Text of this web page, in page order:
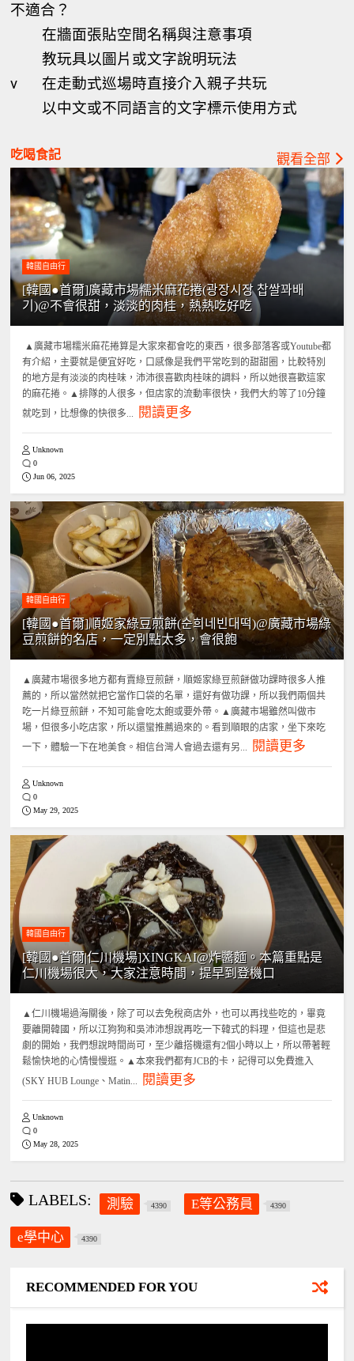
不適合？
在牆面張貼空間名稱與注意事項
教玩具以圖片或文字說明玩法
v
在走動式巡場時直接介入親子共玩
以中文或不同語言的文字標示使用方式
吃喝食記 觀看全部
韓國自由行
[韓國●首爾]廣藏市場糯米麻花捲(광장시장 찹쌀꽈배
기)@不會很甜，淡淡的肉桂，熱熱吃好吃
▲廣藏市場糯米麻花捲算是大家來都會吃的東西，很多部落客或Youtube都
有介紹，主要就是便宜好吃，口感像是我們平常吃到的甜甜圈，比較特別
的地方是有淡淡的肉桂味，沛沛很喜歡肉桂味的調料，所以她很喜歡這家
的麻花捲。▲排隊的人很多，但店家的流動率很快，我們大約等了10分鐘
就吃到，比想像的快很多...
閱讀更多
Unknown
0
Jun 06, 2025
韓國自由行
[韓國●首爾]順姬家綠豆煎餅(순희네빈대떡)@廣藏市場綠
豆煎餅的名店，一定別點太多，會很飽
▲廣藏市場很多地方都有賣綠豆煎餅，順姬家綠豆煎餅做功課時很多人推
薦的，所以當然就把它當作口袋的名單，還好有做功課，所以我們兩個共
吃一片綠豆煎餅，不知可能會吃太飽或要外帶。▲廣藏市場雖然叫做市
場，但很多小吃店家，所以還蠻推薦過來的。看到順眼的店家，坐下來吃
一下，體驗一下在地美食。相信台灣人會過去還有另...
閱讀更多
Unknown
0
May 29, 2025
韓國自由行
[韓國●首爾|仁川機場]XINGKAI@炸醬麵。本篇重點是
仁川機場很大，大家注意時間，提早到登機口
▲仁川機場過海關後，除了可以去免稅商店外，也可以再找些吃的，畢竟
要離開韓國，所以江狗狗和吳沛沛想說再吃一下韓式的料理，但這也是悲
劇的開始，我們想說時間尚可，至少離搭機還有2個小時以上，所以帶著輕
鬆愉快地的心情慢慢逛。▲本來我們都有JCB的卡，記得可以免費進入
(SKY HUB Lounge、Matin...
閱讀更多
Unknown
0
May 28, 2025
LABELS: 測驗 4390 E等公務員 4390
e學中心 4390
RECOMMENDED FOR YOU